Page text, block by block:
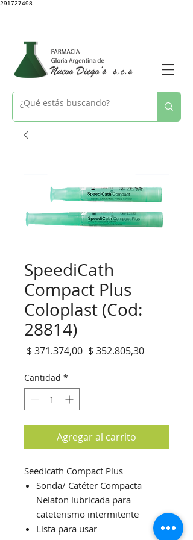
291727498
SpeediCath
Compact Plus
Coloplast (Cod:
28814)
$ 371.374,00 Precio
$ 352.805,30Precio
Cantidad *
Agregar al carrito
Seedicath Compact Plus
Sonda/ Catéter Compacta
Nelaton lubricada para
cateterismo intermitente
Lista para usar